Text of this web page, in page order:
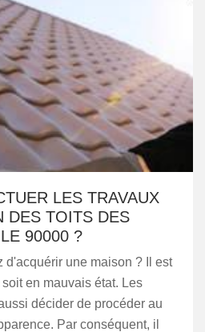
LES TRAVAUX
DES TOITS DES
90000 ?
d'acquérir une maison ? Il est
en mauvais état. Les
décider de procéder au
Par conséquent, il